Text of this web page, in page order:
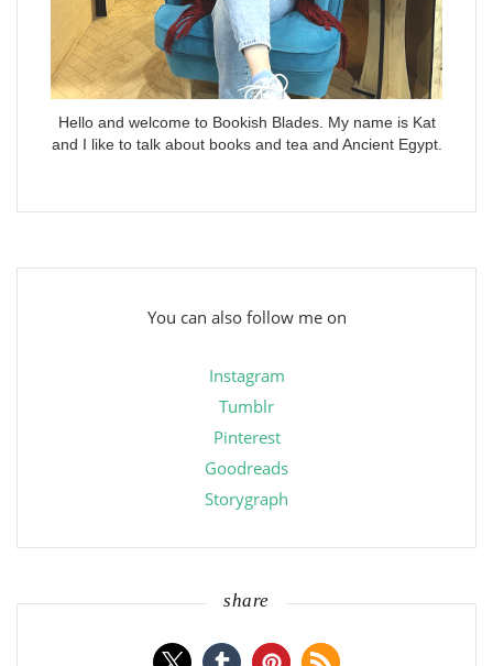
Hello and welcome to Bookish Blades. My name is Kat
and I like to talk about books and tea and Ancient Egypt.
You can also follow me on
Instagram
Tumblr
Pinterest
Goodreads
Storygraph
share